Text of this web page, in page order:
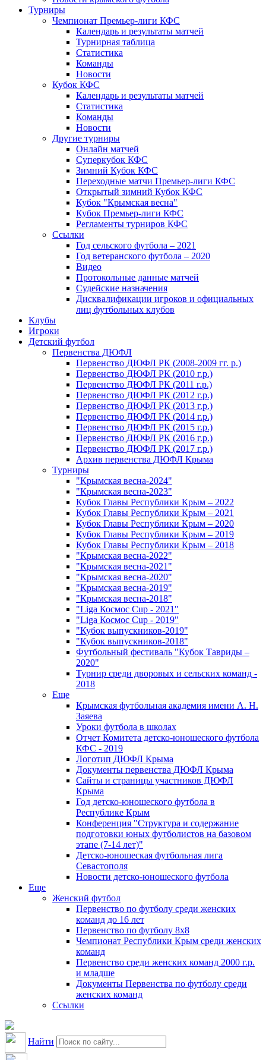
Турниры
Чемпионат Премьер-лиги КФС
Календарь и результаты матчей
Турнирная таблица
Статистика
Команды
Новости
Кубок КФС
Календарь и результаты матчей
Статистика
Команды
Новости
Другие турниры
Онлайн матчей
Суперкубок КФС
Зимний Кубок КФС
Переходные матчи Премьер-лиги КФС
Открытый зимний Кубок КФС
Кубок "Крымская весна"
Кубок Премьер-лиги КФС
Регламенты турниров КФС
Ссылки
Год сельского футбола – 2021
Год ветеранского футбола – 2020
Видео
Протокольные данные матчей
Судейские назначения
Дисквалификации игроков и официальных
лиц футбольных клубов
Клубы
Игроки
Детский футбол
Первенства ДЮФЛ
Первенство ДЮФЛ РК (2008-2009 гг. р.)
Первенство ДЮФЛ РК (2010 г.р.)
Первенство ДЮФЛ РК (2011 г.р.)
Первенство ДЮФЛ РК (2012 г.р.)
Первенство ДЮФЛ РК (2013 г.р.)
Первенство ДЮФЛ РК (2014 г.р.)
Первенство ДЮФЛ РК (2015 г.р.)
Первенство ДЮФЛ РК (2016 г.р.)
Первенство ДЮФЛ РК (2017 г.р.)
Архив первенства ДЮФЛ Крыма
Турниры
"Крымская весна-2024"
"Крымская весна-2023"
Кубок Главы Республики Крым – 2022
Кубок Главы Республики Крым – 2021
Кубок Главы Республики Крым – 2020
Кубок Главы Республики Крым – 2019
Кубок Главы Республики Крым – 2018
"Крымская весна-2022"
"Крымская весна-2021"
"Крымская весна-2020"
"Крымская весна-2019"
"Крымская весна-2018"
"Liga Космос Cup - 2021"
"Liga Космос Cup - 2019"
"Кубок выпускников-2019"
"Кубок выпускников-2018"
Футбольный фестиваль "Кубок Тавриды –
2020"
Турнир среди дворовых и сельских команд -
2018
Еще
Крымская футбольная академия имени А. Н.
Заяева
Уроки футбола в школах
Отчет Комитета детско-юношеского футбола
КФС - 2019
Логотип ДЮФЛ Крыма
Документы первенства ДЮФЛ Крыма
Сайты и страницы участников ДЮФЛ
Крыма
Год детско-юношеского футбола в
Республике Крым
Конференция "Структура и содержание
подготовки юных футболистов на базовом
этапе (7-14 лет)"
Детско-юношеская футбольная лига
Севастополя
Новости детско-юношеского футбола
Еще
Женский футбол
Первенство по футболу среди женских
команд до 16 лет
Первенство по футболу 8х8
Чемпионат Республики Крым среди женских
команд
Первенство среди женских команд 2000 г.р.
и младше
Документы Первенства по футболу среди
женских команд
Ссылки
Найти